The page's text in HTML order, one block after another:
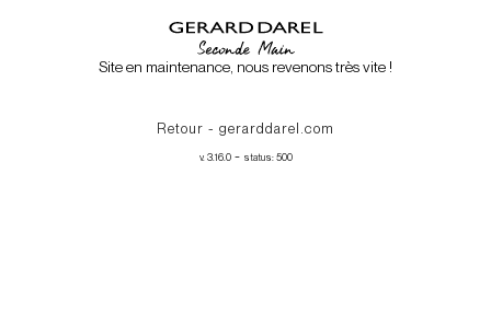
Site en maintenance, nous revenons très vite !
Retour - gerarddarel.com
v. 3.16.0- status: 500